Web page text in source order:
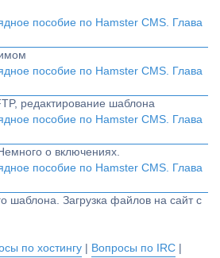
пособие по Hamster CMS. Глава
пособие по Hamster CMS. Глава
редактирование шаблона
пособие по Hamster CMS. Глава
о включениях.
пособие по Hamster CMS. Глава
шаблона. Загрузка файлов на сайт с
по хостингу Вопросы по IRC